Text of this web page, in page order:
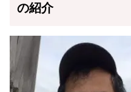
の紹介